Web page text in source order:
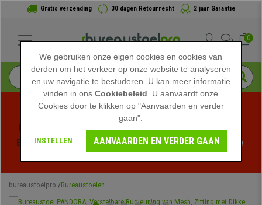
Gratis verzending 30 dagen Retourrecht 2 jaar Garantie
0
Profiteer van de Zomeruitverkoop bij bureaustoelpro!
Exclusieve kortingen voor een beperkte tijd - Bekijk de
bureaustoelpro Bureaustoelen
We gebruiken onze eigen cookies en cookies van
derden om het verkeer op onze website te analyseren
en uw navigatie te bestuderen. U kan meer informatie
vinden in onsCookiebeleid . U aanvaardt onze
Cookies door te klikken op "Aanvaarden en verder
gaan".
INSTELLEN AANVAARDEN EN VERDER GAAN